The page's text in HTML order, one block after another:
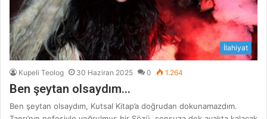
İlahiyat
Kupeli Teolog 30 Haziran 2025 0 1.264
Ben şeytan olsaydım…
Ben şeytan olsaydım, Kutsal Kitap’a doğrudan dokunamazdım.